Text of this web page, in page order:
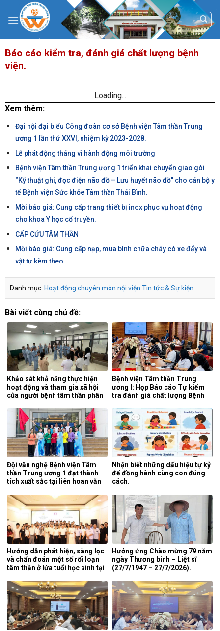
content
Báo cáo kiểm tra, đánh giá chất lượng bệnh
viện.
Loading...
Xem thêm:
Đại hội đại biểu Công đoàn cơ sở Bệnh viện Tâm thần Trung
ương 1 lần thứ XXVI, nhiệm kỳ 2023-2028.
Lễ phát động tháng vì hành động môi trường
Bệnh viện Tâm thần Trung ương 1 triển khai chuyển giao gói
“Kỹ thuật ghi, đọc điện não đồ – Lưu huyết não đồ” cho cán bộ y
tế Bệnh viện Sức khỏe Tâm thần Thái Bình.
Mời báo giá: Cung cấp trang thiết bị inox phục vụ hoạt động
cho khoa Y học cổ truyền.
CẤP CỨU TÂM THẦN
Mời báo giá: Cung cấp nạp, mua bình chữa cháy có xe đẩy và
vật tư kèm theo.
Danh mục: Hoạt động chuyên môn nội viện Tin tức & Sự kiện
Bài viết cùng chủ đề:
Khảo sát khả năng thực hiện
hoạt động và tham gia xã hội
của người bệnh tâm thần phân
năng, Bệnh viện Tâm thần
Trung ương 1.
Bệnh viện Tâm thần Trung
ương I: Họp Báo cáo Tự kiểm
tra đánh giá chất lượng Bệnh
Đội văn nghệ Bệnh viện Tâm
thần Trung ương 1 đạt thành
tích xuất sắc tại liên hoan văn
lần thứ 5 năm 2026.
Nhận biết những dấu hiệu tự kỷ
để đồng hành cùng con đúng
cách.
Hướng dẫn phát hiện, sàng lọc
và chẩn đoán một số rối loạn
tâm thần ở lứa tuổi học sinh tại
Hưởng ứng Chào mừng 79 năm
ngày Thương binh – Liệt sĩ
(27/7/1947 – 27/7/2026).